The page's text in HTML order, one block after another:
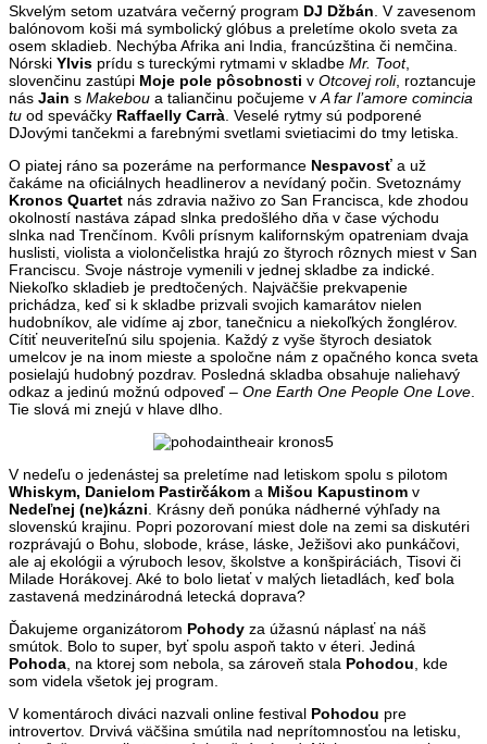
Skvelým setom uzatvára večerný program DJ Džbán . V zavesenom
balónovom koši má symbolický glóbus a preletíme okolo sveta za
osem skladieb. Nechýba Afrika ani India, francúzština či nemčina.
Nórski Ylvis prídu s tureckými rytmami v skladbe Mr. Toot,
slovenčinu zastúpi Moje pole pôsobnosti v Otcovej roli, roztancuje
nás Jain s Makebou a taliančinu počujeme v A far l’amore comincia
tu od speváčky Raffaelly Carrà . Veselé rytmy sú podporené
DJovými tančekmi a farebnými svetlami svietiacimi do tmy letiska.
O piatej ráno sa pozeráme na performance Nespavosť a už
čakáme na oficiálnych headlinerov a nevídaný počin. Svetoznámy
Kronos Quartet nás zdravia naživo zo San Francisca, kde zhodou
okolností nastáva západ slnka predošlého dňa v čase východu
slnka nad Trenčínom. Kvôli prísnym kalifornským opatreniam dvaja
huslisti, violista a violončelistka hrajú zo štyroch rôznych miest v San
Franciscu. Svoje nástroje vymenili v jednej skladbe za indické.
Niekoľko skladieb je predtočených. Najväčšie prekvapenie
prichádza, keď si k skladbe prizvali svojich kamarátov nielen
hudobníkov, ale vidíme aj zbor, tanečnicu a niekoľkých žonglérov.
Cítiť neuveriteľnú silu spojenia. Každý z vyše štyroch desiatok
umelcov je na inom mieste a spoločne nám z opačného konca sveta
posielajú hudobný pozdrav. Posledná skladba obsahuje naliehavý
odkaz a jedinú možnú odpoveď – One Earth One People One Love
Tie slová mi znejú v hlave dlho.
V nedeľu o jedenástej sa preletíme nad letiskom spolu s pilotom
Whiskym, Danielom Pastirčákom a Mišou Kapustinom v
Nedeľnej (ne)kázni . Krásny deň ponúka nádherné výhľady na
slovenskú krajinu. Popri pozorovaní miest dole na zemi sa diskutéri
rozprávajú o Bohu, slobode, kráse, láske, Ježišovi ako punkáčovi,
ale aj ekológii a výruboch lesov, školstve a konšpiráciách, Tisovi či
Milade Horákovej. Aké to bolo lietať v malých lietadlách, keď bola
zastavená medzinárodná letecká doprava?
Ďakujeme organizátorom Pohody za úžasnú náplasť na náš
smútok. Bolo to super, byť spolu aspoň takto v éteri. Jediná
Pohoda , na ktorej som nebola, sa zároveň stala Pohodou , kde
som videla všetok jej program.
V komentároch diváci nazvali online festival Pohodou pre
introvertov. Drvivá väčšina smútila nad neprítomnosťou na letisku,